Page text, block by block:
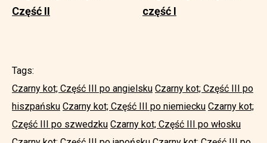
Część II
część I
Tags:
Czarny kot; Część III po angielsku Czarny kot; Część III po
hiszpańsku Czarny kot; Część III po niemiecku Czarny kot;
Część III po szwedzku Czarny kot; Część III po włosku